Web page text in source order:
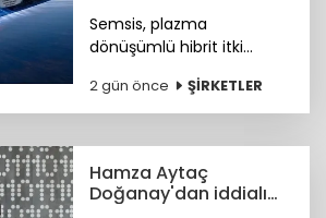
Semsis, plazma
dönüşümlü hibrit itki
teknik ayrıntıları duyurdu.
2 gün önce ŞİRKETLER
Hamza Aytaç
Doğanay'dan iddialı